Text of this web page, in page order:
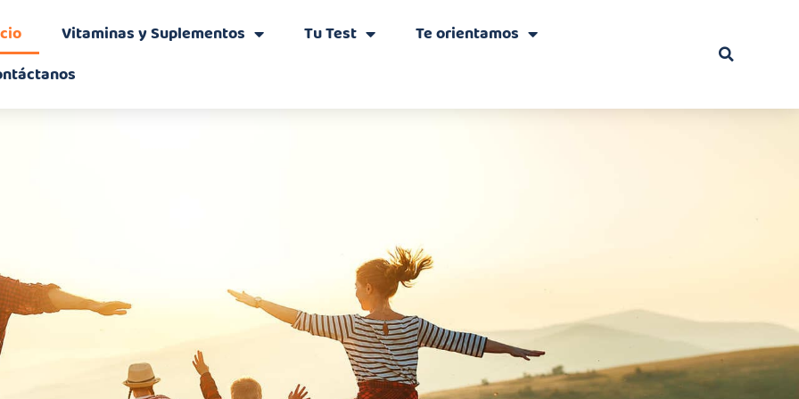
Vitaminas y Suplementos Tu Test
Te orientamos